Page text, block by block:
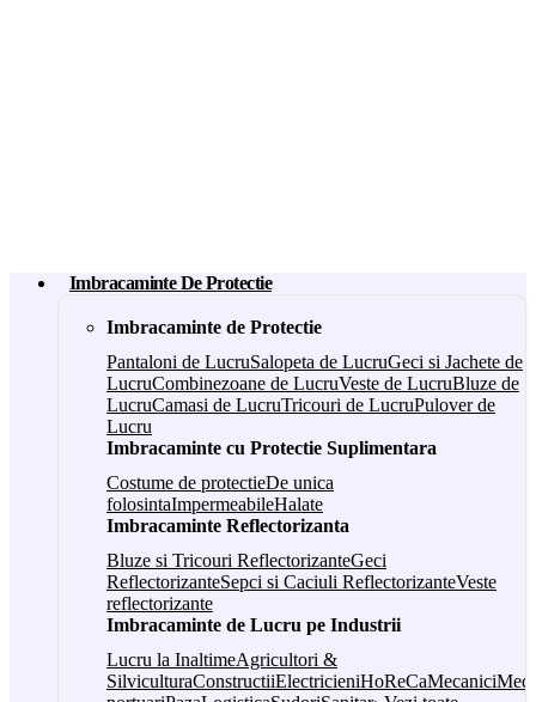
Imbracaminte De Protectie
Imbracaminte de Protectie
Pantaloni de LucruSalopeta de LucruGeci si Jachete de
LucruCombinezoane de LucruVeste de LucruBluze de
LucruCamasi de LucruTricouri de LucruPulover de
Lucru
Imbracaminte cu Protectie Suplimentara
Costume de protectieDe unica
folosintaImpermeabileHalate
Imbracaminte Reflectorizanta
Bluze si Tricouri ReflectorizanteGeci
ReflectorizanteSepci si Caciuli ReflectorizanteVeste
reflectorizante
Imbracaminte de Lucru pe Industrii
Lucru la InaltimeAgricultori &
SilviculturaConstructiiElectricieniHoReCaMecanici